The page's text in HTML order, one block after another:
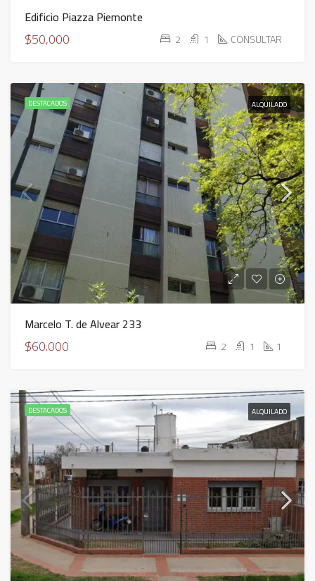
Edificio Piazza Piemonte
$50,000 2 1 CONSULTAR
DESTACADOS ALQUILADO
Marcelo T. de Alvear 233
$60.000 2 1 1
DESTACADOS ALQUILADO